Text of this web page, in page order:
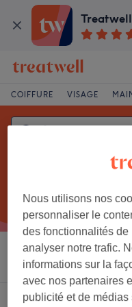
Treatwell
COIFFURE VISAGE
Trier par
Un établissement offrant:
Nous utilisons nos
personnaliser le
des fonctionnalités
analyser notre trafic.
informations sur la
avec nos partenaires
publicité et de médias